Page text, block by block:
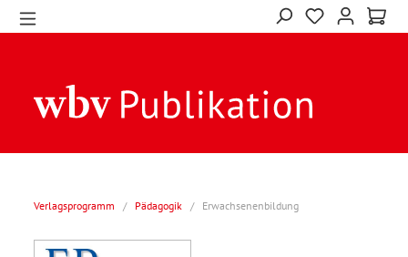
Verlagsprogramm / Pädagogik / Erwachsenenbildung